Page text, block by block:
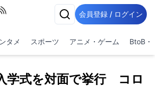
会員登録 / ログイン
タメ スポーツ アニメ・ゲーム BtoB・
学式を対面で挙行 コロ